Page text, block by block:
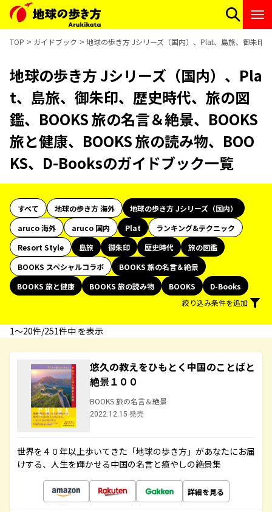
TOP ガイドブック 地球の歩き方 Jシリーズ（国内）、Plat、島旅、御朱印
地球の歩き方 Jシリーズ（国内）、Pla
t、島旅、御朱印、歴史時代、旅の図
鑑、BOOKS 旅の名言＆絶景、BOOKS
旅と健康、BOOKS 旅の読み物、BOO
KS、D-Booksのガイドブック一覧
すべて 地球の歩き方 海外
地球の歩き方 Jシリーズ（国内）
aruco 海外
aruco 国内 Plat
ランキング&テクニック
Resort Style
島旅 御朱印 歴史時代
旅の図鑑
BOOKS スペシャルコラボ
BOOKS 旅の名言＆絶景
BOOKS 旅と健康
BOOKS 旅の読み物 BOOKS
D-Books
絞り込み条件を追加
1〜20件/251件中 を表示
悠久の教えをひもとく中国のことばと
絶景１００
BOOKS 旅の名言＆絶景
2022.12.15 発売
世界を４０年以上歩いてきた「地球の歩き方」があなたにお届
けする、人生を輝かせる中国の名言と癒やしの絶景集
詳細を見る